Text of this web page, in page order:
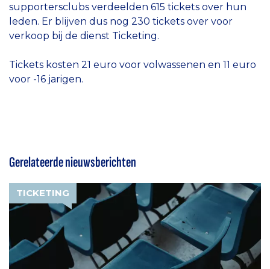
supportersclubs verdeelden 615 tickets over hun
leden. Er blijven dus nog 230 tickets over voor
verkoop bij de dienst Ticketing.
Tickets kosten 21 euro voor volwassenen en 11 euro
voor -16 jarigen.
Gerelateerde nieuwsberichten
TICKETING